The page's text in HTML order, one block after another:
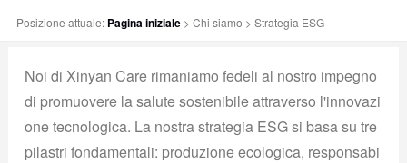
Posizione attuale: Pagina iniziale > Chi siamo > Strategia ESG
Noi di Xinyan Care rimaniamo fedeli al nostro impegno
di promuovere la salute sostenibile attraverso l'innovazi
one tecnologica. La nostra strategia ESG si basa su tre
pilastri fondamentali: produzione ecologica, responsabi